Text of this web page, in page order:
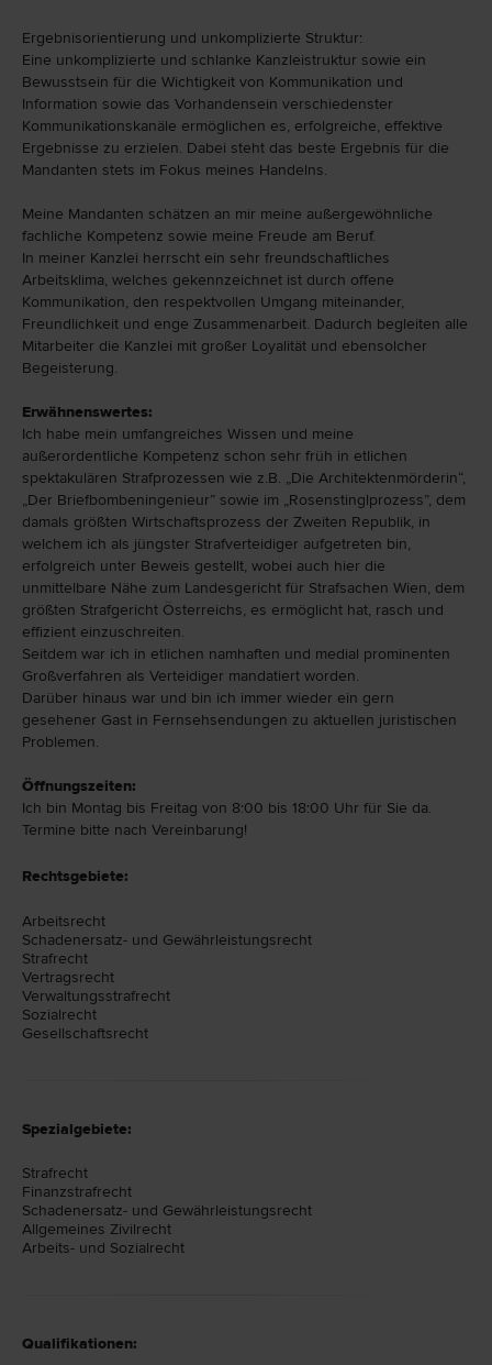
Ergebnisorientierung und unkomplizierte Struktur:
Eine unkomplizierte und schlanke Kanzleistruktur sowie ein
Bewusstsein für die Wichtigkeit von Kommunikation und
Information sowie das Vorhandensein verschiedenster
Kommunikationskanäle ermöglichen es, erfolgreiche, effektive
Ergebnisse zu erzielen. Dabei steht das beste Ergebnis für die
Mandanten stets im Fokus meines Handelns.
Meine Mandanten schätzen an mir meine außergewöhnliche
fachliche Kompetenz sowie meine Freude am Beruf.
In meiner Kanzlei herrscht ein sehr freundschaftliches
Arbeitsklima, welches gekennzeichnet ist durch offene
Kommunikation, den respektvollen Umgang miteinander,
Freundlichkeit und enge Zusammenarbeit. Dadurch begleiten alle
Mitarbeiter die Kanzlei mit großer Loyalität und ebensolcher
Begeisterung.
Erwähnenswertes:
Ich habe mein umfangreiches Wissen und meine
außerordentliche Kompetenz schon sehr früh in etlichen
spektakulären Strafprozessen wie z.B. „Die Architektenmörderin“,
„Der Briefbombeningenieur” sowie im „Rosenstinglprozess”, dem
damals größten Wirtschaftsprozess der Zweiten Republik, in
welchem ich als jüngster Strafverteidiger aufgetreten bin,
erfolgreich unter Beweis gestellt, wobei auch hier die
unmittelbare Nähe zum Landesgericht für Strafsachen Wien, dem
größten Strafgericht Österreichs, es ermöglicht hat, rasch und
effizient einzuschreiten.
Seitdem war ich in etlichen namhaften und medial prominenten
Großverfahren als Verteidiger mandatiert worden.
Darüber hinaus war und bin ich immer wieder ein gern
gesehener Gast in Fernsehsendungen zu aktuellen juristischen
Problemen.
Öffnungszeiten:
Ich bin Montag bis Freitag von 8:00 bis 18:00 Uhr für Sie da.
Termine bitte nach Vereinbarung!
Rechtsgebiete:
Arbeits­recht
Schadenersatz- und Gewährleistungs­recht
Straf­recht
Vertrags­recht
Verwaltungsstraf­recht
Sozial­recht
Gesellschafts­recht
Spezialgebiete:
Strafrecht
Finanzstrafrecht
Schadenersatz- und Gewährleistungsrecht
Allgemeines Zivilrecht
Arbeits- und Sozialrecht
Qualifikationen: